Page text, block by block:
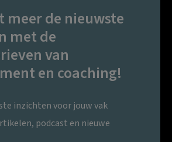
meer de nieuwste
met de
van
en coaching!
inzichten voor jouw vak
podcast en nieuwe